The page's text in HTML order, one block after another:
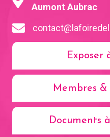
Aumont Aubrac
Exposer
Membres
Documents